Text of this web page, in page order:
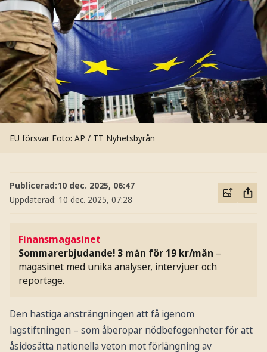
EU försvar Foto: AP / TT Nyhetsbyrån
Publicerad:10 dec. 2025, 06:47
Uppdaterad: 10 dec. 2025, 07:28
Finansmagasinet
Sommarerbjudande! 3 mån för 19 kr/mån –
magasinet med unika analyser, intervjuer och
reportage.
Den hastiga ansträngningen att få igenom
lagstiftningen – som åberopar nödbefogenheter för att
åsidosätta nationella veton mot förlängning av